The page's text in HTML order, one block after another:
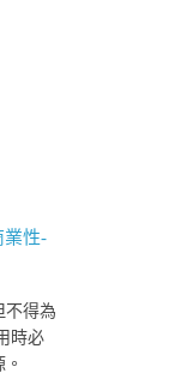
業性-
不得為
時必